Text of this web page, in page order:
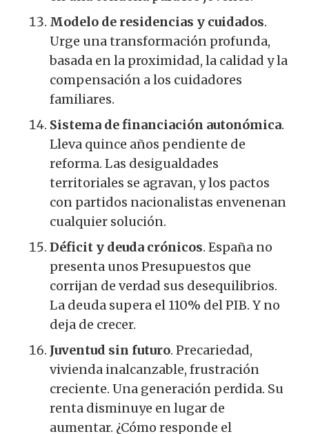
Modelo de residencias y cuidados.
Urge una transformación profunda,
basada en la proximidad, la calidad y la
compensación a los cuidadores
familiares.
Sistema de financiación autonómica.
Lleva quince años pendiente de
reforma. Las desigualdades
territoriales se agravan, y los pactos
con partidos nacionalistas envenenan
cualquier solución.
Déficit y deuda crónicos. España no
presenta unos Presupuestos que
corrijan de verdad sus desequilibrios.
La deuda supera el 110% del PIB. Y no
deja de crecer.
Juventud sin futuro. Precariedad,
vivienda inalcanzable, frustración
creciente. Una generación perdida. Su
renta disminuye en lugar de
aumentar. ¿Cómo responde el